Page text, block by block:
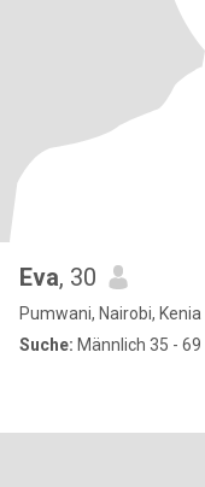
Eva, 30
Pumwani, Nairobi, Kenia
Suche: Männlich 35 - 69